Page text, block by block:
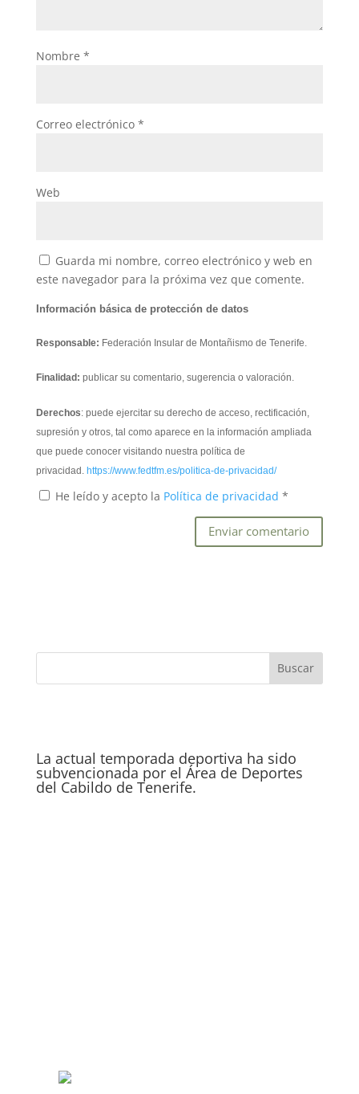
Nombre *
Correo electrónico *
Web
Guarda mi nombre, correo electrónico y web en
este navegador para la próxima vez que comente.
Información básica de protección de datos
Responsable: Federación Insular de Montañismo de Tenerife.
Finalidad: publicar su comentario, sugerencia o valoración.
Derechos: puede ejercitar su derecho de acceso, rectificación,
supresión y otros, tal como aparece en la información ampliada
que puede conocer visitando nuestra política de
privacidad. https://www.fedtfm.es/politica-de-privacidad/
He leído y acepto la Política de privacidad *
La actual temporada deportiva ha sido
subvencionada por el Área de Deportes
del Cabildo de Tenerife.